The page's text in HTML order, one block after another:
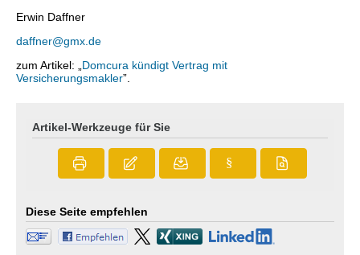
Erwin Daffner
daffner@gmx.de
zum Artikel: „ Domcura kündigt Vertrag mit
Versicherungsmakler”.
Artikel-Werkzeuge für Sie
§
Diese Seite empfehlen